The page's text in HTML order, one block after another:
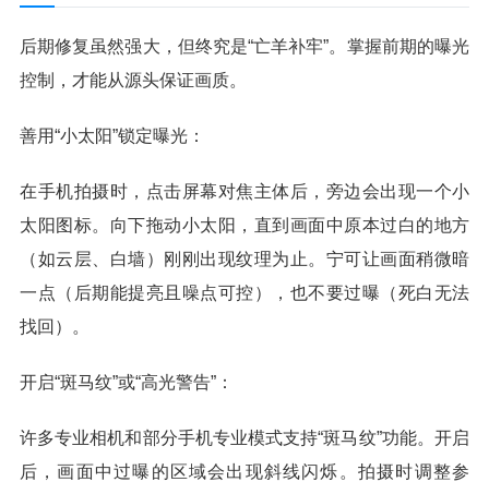
后期修复虽然强大，但终究是“亡羊补牢”。掌握前期的曝光
控制，才能从源头保证画质。
善用“小太阳”锁定曝光：
在手机拍摄时，点击屏幕对焦主体后，旁边会出现一个小
太阳图标。向下拖动小太阳，直到画面中原本过白的地方
（如云层、白墙）刚刚出现纹理为止。宁可让画面稍微暗
一点（后期能提亮且噪点可控），也不要过曝（死白无法
找回）。
开启“斑马纹”或“高光警告”：
许多专业相机和部分手机专业模式支持“斑马纹”功能。开启
后，画面中过曝的区域会出现斜线闪烁。拍摄时调整参